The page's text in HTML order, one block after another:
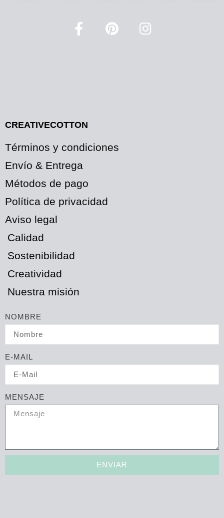
CREATIVECOTTON
Términos y condiciones
Envío & Entrega
Métodos de pago
Política de privacidad
Aviso legal
Calidad
Sostenibilidad
Creatividad
Nuestra misión
NOMBRE
E-MAIL
MENSAJE
ENVIAR